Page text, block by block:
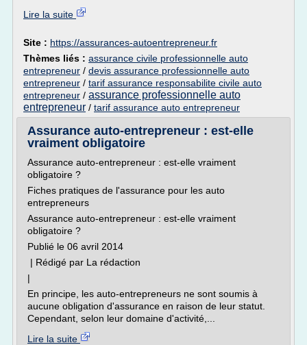
Lire la suite
Site : https://assurances-autoentrepreneur.fr
Thèmes liés : assurance civile professionnelle auto
entrepreneur / devis assurance professionnelle auto
entrepreneur / tarif assurance responsabilite civile auto
entrepreneur / assurance professionnelle auto
entrepreneur / tarif assurance auto entrepreneur
Assurance auto-entrepreneur : est-elle
vraiment obligatoire
Assurance auto-entrepreneur : est-elle vraiment
obligatoire ?
Fiches pratiques de l'assurance pour les auto
entrepreneurs
Assurance auto-entrepreneur : est-elle vraiment
obligatoire ?
Publié le 06 avril 2014
| Rédigé par La rédaction
|
En principe, les auto-entrepreneurs ne sont soumis à
aucune obligation d'assurance en raison de leur statut.
Cependant, selon leur domaine d'activité,...
Lire la suite